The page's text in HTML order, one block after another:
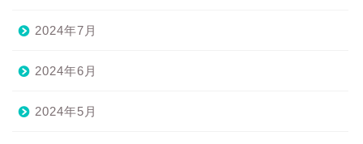
2024年7月
2024年6月
2024年5月